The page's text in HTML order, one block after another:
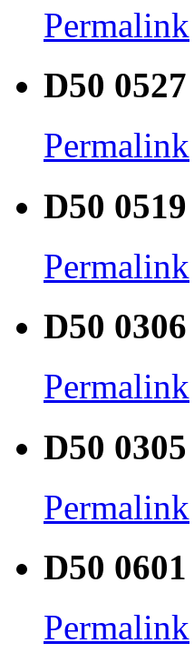
Permalink
D50 0527
Permalink
D50 0519
Permalink
D50 0306
Permalink
D50 0305
Permalink
D50 0601
Permalink